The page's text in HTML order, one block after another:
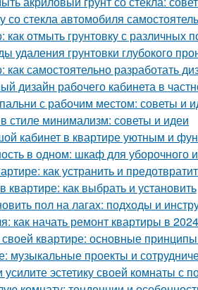
со стекла автомобиля
как отмыть грунтовку с различных
грунтовки глубокого
как самостоятельно разработать
дизайн рабочего кабинета в
с рабочим местом: советы и
в стиле минимализм: советы и идеи
кабинет в квартире уютным и
в одном: шкаф для уборочного
как устранить и
как выбрать и установить
пол на лагах: подходы и
как начать ремонт квартиры в
своей квартире: основные
музыкальные проекты и
усилите эстетику своей комнаты с